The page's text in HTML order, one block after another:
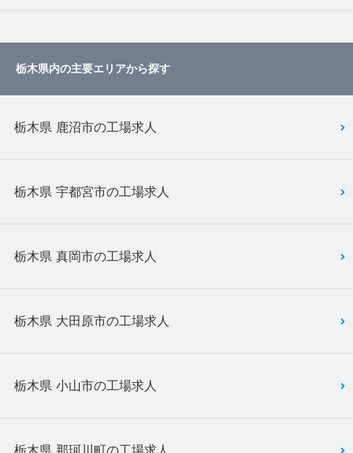
栃木県内の主要エリアから探す
栃木県 鹿沼市の工場求人
栃木県 宇都宮市の工場求人
栃木県 真岡市の工場求人
栃木県 大田原市の工場求人
栃木県 小山市の工場求人
栃木県 那珂川町の工場求人